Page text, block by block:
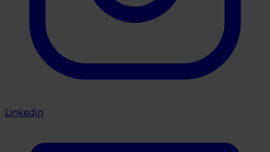
LinkedIn